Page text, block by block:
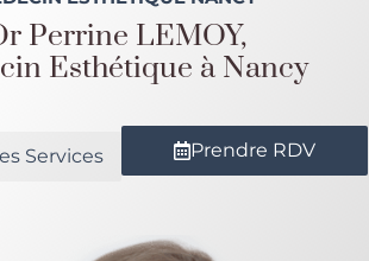
Perrine LEMOY,
Esthétique à Nancy
Services Prendre RDV